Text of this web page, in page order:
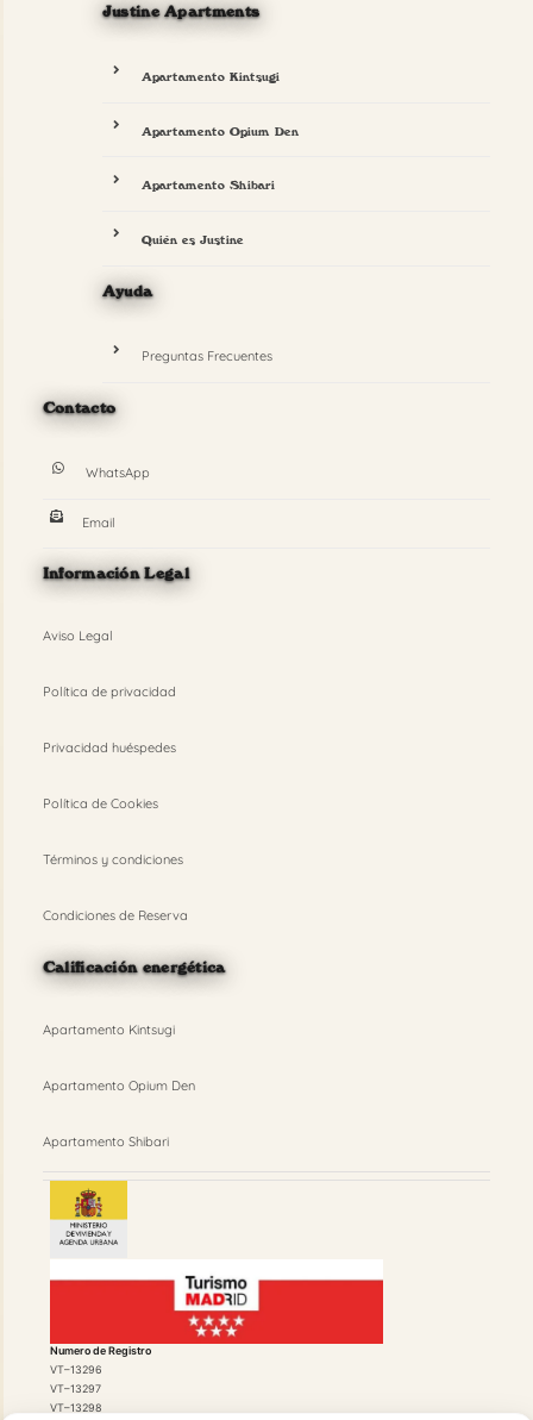
Justine Apartments
Apartamento Kintsugi
Apartamento Opium Den
Apartamento Shibari
Quién es Justine
Ayuda
Preguntas Frecuentes
Contacto
WhatsApp
Email
Información Legal
Aviso Legal
Política de privacidad
Privacidad huéspedes
Política de Cookies
Términos y condiciones
Condiciones de Reserva
Calificación energética
Apartamento Kintsugi
Apartamento Opium Den
Apartamento Shibari
Numero de Registro
VT–13296
VT–13297
VT–13298